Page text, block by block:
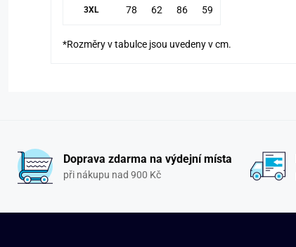
3XL 78 62 86 59
*Rozměry v tabulce jsou uvedeny v cm.
Doprava zdarma na výdejní místa
při nákupu nad 900 Kč